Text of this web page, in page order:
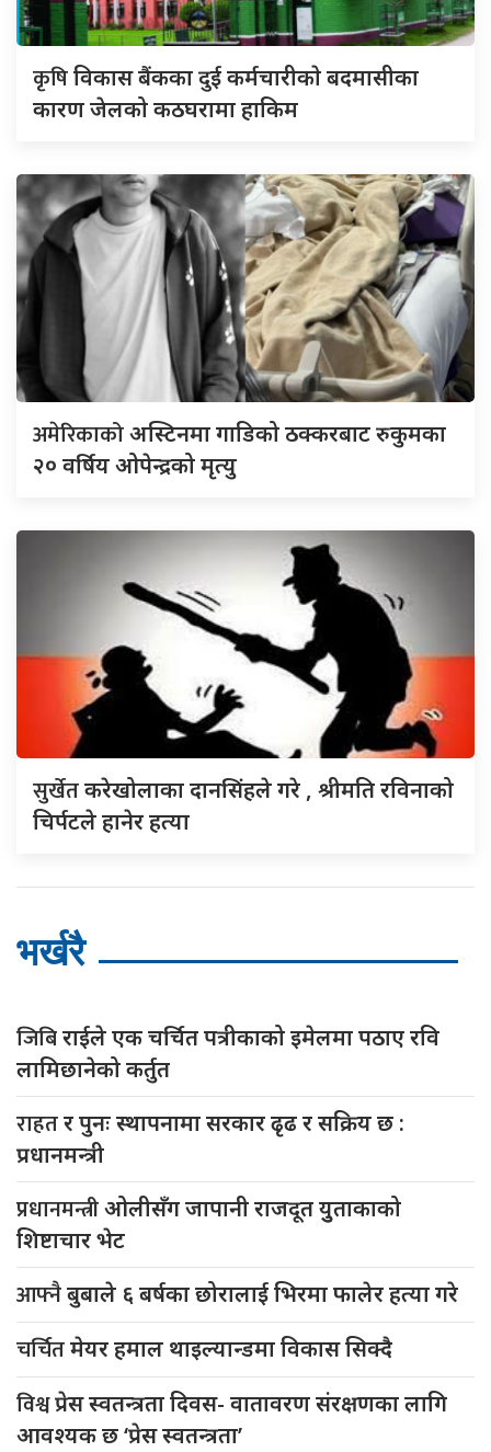
कृषिविकास बैंकका दुई कर्मचारीकाे बदमासीका
कारण जेलको कठघरामा हाकिम
अमेरिकाकोअस्टिनमा गाडिको ठक्करबाट रुकुमका
२० वर्षिय ओपेन्द्रको मृत्यु
सुर्खेतकरेखोलाका दानसिंहले गरे , श्रीमति रविनाको
चिर्पटले हानेर हत्या
भर्खरै
जिबिराईले एक चर्चित पत्रीकाको इमेलमा पठाए रवि
लामिछानेको कर्तुत
राहतर पुनः स्थापनामा सरकार ढृढ र सक्रिय छ :
प्रधानमन्त्री
प्रधानमन्त्रीओलीसँग जापानी राजदूत युुताकाको
शिष्टाचार भेट
आफ्नैबुबाले ६ बर्षका छोरालाई भिरमा फालेर हत्या गरे
चर्चितमेयर हमाल थाइल्यान्डमा विकास सिक्दै
विश्वप्रेस स्वतन्त्रता दिवस- वातावरण संरक्षणका लागि
आवश्यक छ ‘प्रेस स्वतन्त्रता’